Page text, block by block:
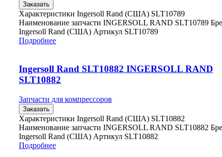
Заказать
Характеристики Ingersoll Rand (США) SLT10789
Наименование запчасти INGERSOLL RAND SLT10789
Ingersoll Rand (США) Артикул SLT10789
Подробнее
Ingersoll Rand SLT10882 INGERSOLL RAND
SLT10882
Запчасти для компрессоров
Заказать
Характеристики Ingersoll Rand (США) SLT10882
Наименование запчасти INGERSOLL RAND SLT10882
Ingersoll Rand (США) Артикул SLT10882
Подробнее